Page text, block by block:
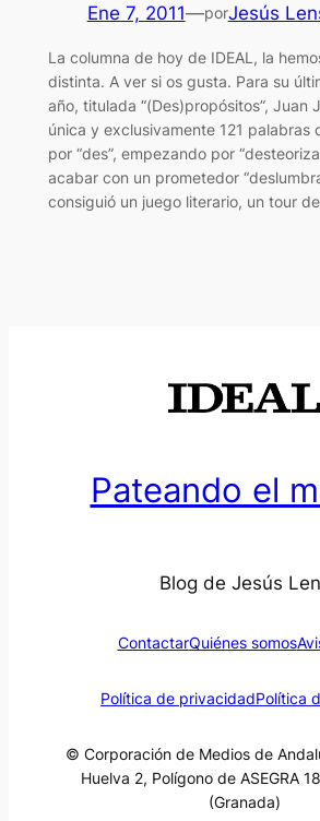
Ene 7, 2011—porJesús
La columna de hoy de IDEAL, la
distinta. A ver si os gusta. Para su
año, titulada “(Des)propósitos”, Juan
única y exclusivamente 121 palabras
por “des”, empezando por
acabar con un prometedor
consiguió un juego literario, un tour
Pateando el
Blog de Jesús
ContactarQuiénes somos
Política de privacidadPolítica
© Corporación de Medios de
Huelva 2, Polígono de ASEGRA
(Granada)